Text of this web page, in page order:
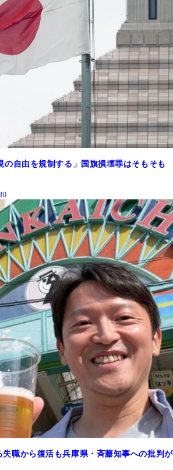
の自由を規制する」国旗損壊罪はそもそも
失職から復活も兵庫県・斉藤知事への批判が